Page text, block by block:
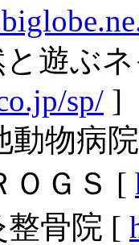
遊ぶ
sp/ ]
動物病
ＯＧＳ [
骨院 [